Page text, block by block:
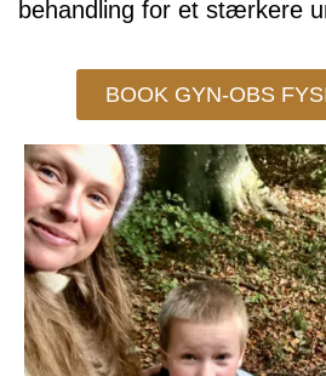
behandling for et stærkere
BOOK GYN-OBS